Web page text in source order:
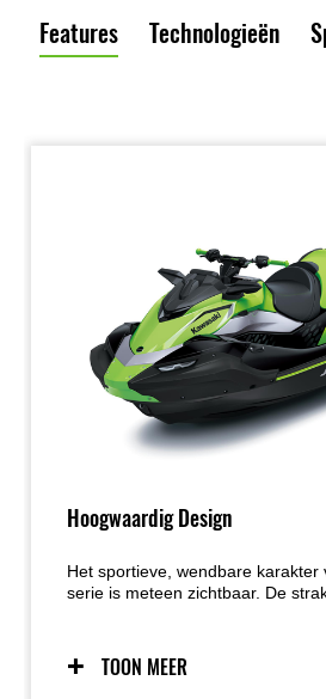
Features Technologieën
Hoogwaardig Design
Het sportieve, wendbare karakter
serie is meteen zichtbaar. De
moderne, energieke uitstraling.
en de vloeiende lijnen die van
TOON MEER